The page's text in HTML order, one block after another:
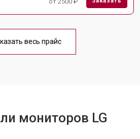
весь прайс
мониторов LG